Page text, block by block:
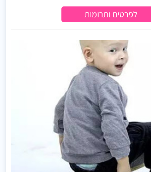
לפרטים ותרומות